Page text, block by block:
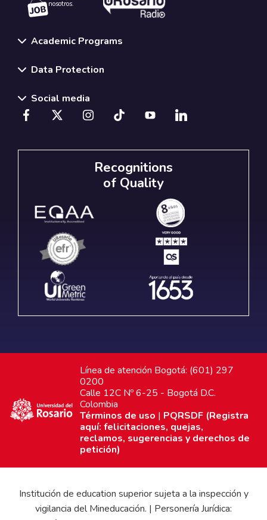
nosotros.
Academic Programs
Data Protection
Social media
Recognitions
of Quality
Línea de atención Bogotá: (601) 297
0200
Calle 12C Nº 6-25 - Bogotá D.C.
Colombia
Términos de uso | PQRSDF (Registra
aquí: felicitaciones, quejas,
reclamos, sugerencias y derechos de
petición)
Institución de education superior sujeta a la inspección y
vigilancia del Mineducación. | Personería Jurídica: